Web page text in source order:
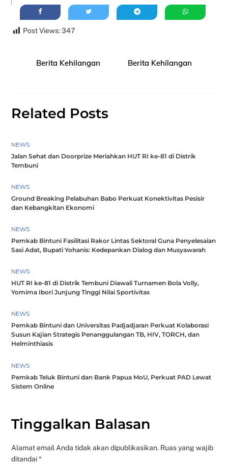
Post Views: 347
Berita Kehilangan Berita Kehilangan
Related Posts
NEWS
Jalan Sehat dan Doorprize Meriahkan HUT RI ke-81 di Distrik
Tembuni
NEWS
Ground Breaking Pelabuhan Babo Perkuat Konektivitas Pesisir
dan Kebangkitan Ekonomi
NEWS
Pemkab Bintuni Fasilitasi Rakor Lintas Sektoral Guna Penyelesaian
Sasi Adat, Bupati Yohanis: Kedepankan Dialog dan Musyawarah
NEWS
HUT RI ke-81 di Distrik Tembuni Diawali Turnamen Bola Volly,
Yomima Ibori Junjung Tinggi Nilai Sportivitas
NEWS
Pemkab Bintuni dan Universitas Padjadjaran Perkuat Kolaborasi
Susun Kajian Strategis Penanggulangan TB, HIV, TORCH, dan
Helminthiasis
NEWS
Pemkab Teluk Bintuni dan Bank Papua MoU, Perkuat PAD Lewat
Sistem Online
Tinggalkan Balasan
Alamat email Anda tidak akan dipublikasikan. Ruas yang wajib
ditandai*